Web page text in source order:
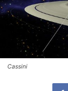
Cassini